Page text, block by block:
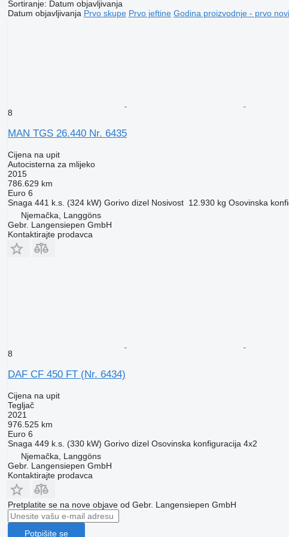
Sortiranje: Datum objavljivanja
Datum objavljivanja Prvo skupe Prvo jeftine Godina proizvodnje - prvo novi
8
MAN TGS 26.440 Nr. 6435
Cijena na upit
Autocisterna za mlijeko
2015
786.629 km
Euro 6
Snaga 441 k.s. (324 kW) Gorivo dizel Nosivost 12.930 kg Osovinska
Njemačka, Langgöns
Gebr. Langensiepen GmbH
Kontaktirajte prodavca
8
DAF CF 450 FT (Nr. 6434)
Cijena na upit
Tegljač
2021
976.525 km
Euro 6
Snaga 449 k.s. (330 kW) Gorivo dizel Osovinska konfiguracija 4x2
Njemačka, Langgöns
Gebr. Langensiepen GmbH
Kontaktirajte prodavca
Pretplatite se na nove objave od Gebr. Langensiepen GmbH
Potpišite se